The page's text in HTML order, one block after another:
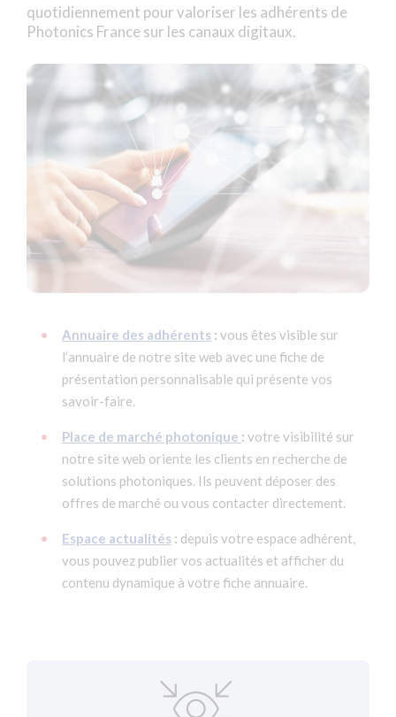
quotidiennement pour valoriser les adhérents de
Photonics France sur les canaux digitaux.
Annuaire des adhérents : vous êtes visible sur
l’annuaire de notre site web avec une fiche de
présentation personnalisable qui présente vos
savoir-faire.
Place de marché photonique : votre visibilité sur
notre site web oriente les clients en recherche de
solutions photoniques. Ils peuvent déposer des
offres de marché ou vous contacter directement.
Espace actualités : depuis votre espace adhérent,
vous pouvez publier vos actualités et afficher du
contenu dynamique à votre fiche annuaire.